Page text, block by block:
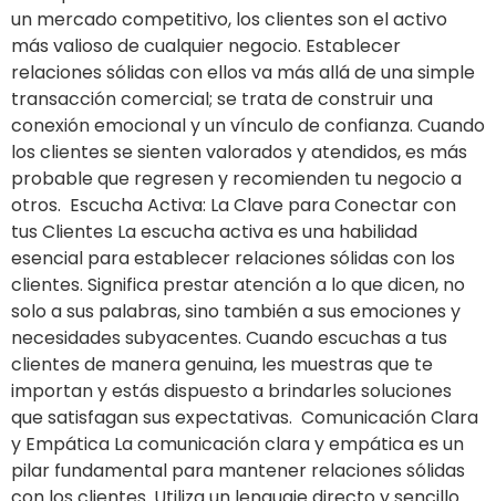
un mercado competitivo, los clientes son el activo
más valioso de cualquier negocio. Establecer
relaciones sólidas con ellos va más allá de una simple
transacción comercial; se trata de construir una
conexión emocional y un vínculo de confianza. Cuando
los clientes se sienten valorados y atendidos, es más
probable que regresen y recomienden tu negocio a
otros. Escucha Activa: La Clave para Conectar con
tus Clientes La escucha activa es una habilidad
esencial para establecer relaciones sólidas con los
clientes. Significa prestar atención a lo que dicen, no
solo a sus palabras, sino también a sus emociones y
necesidades subyacentes. Cuando escuchas a tus
clientes de manera genuina, les muestras que te
importan y estás dispuesto a brindarles soluciones
que satisfagan sus expectativas. Comunicación Clara
y Empática La comunicación clara y empática es un
pilar fundamental para mantener relaciones sólidas